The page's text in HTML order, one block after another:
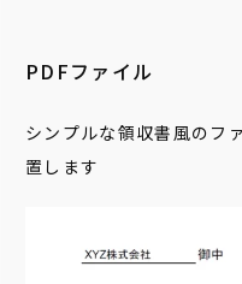
PDFファイル
シンプルな領収書風のフ
置します